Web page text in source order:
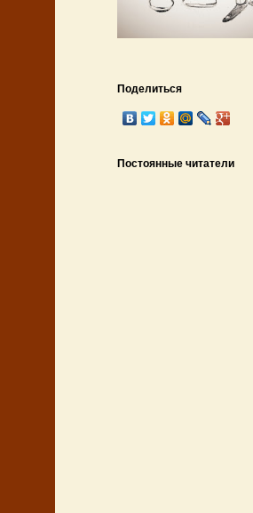
Поделиться
Постоянные читатели